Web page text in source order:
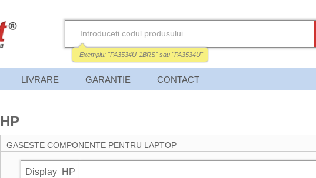
LIVRARE GARANTIE CONTACT
Exemplu: "PA3534U-1BRS" sau "PA3534U"
HP
GASESTE COMPONENTE PENTRU LAPTOP
Display HP